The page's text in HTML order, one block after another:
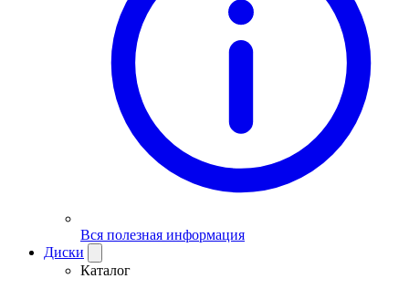
Вся полезная информация
Диски
Каталог